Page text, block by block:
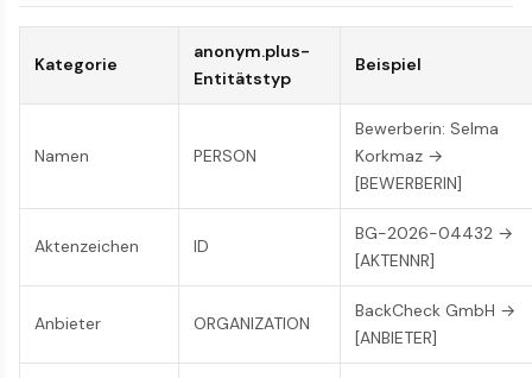
Kategorie
anonym.plus-
Entitätstyp
Beispiel
Namen PERSON
Bewerberin: Selma
Korkmaz →
[BEWERBERIN]
Aktenzeichen ID
BG-2026-04432 →
[AKTENNR]
Anbieter ORGANIZATION
BackCheck GmbH →
[ANBIETER]